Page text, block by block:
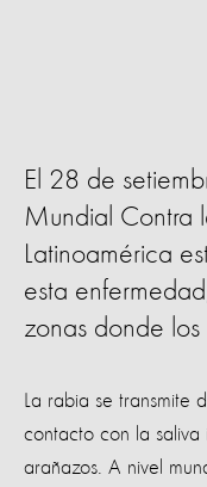
El 28 de
Mundial Contra
Latinoamérica
esta
zonas donde
La rabia se transmite
contacto con la
arañazos. A nivel